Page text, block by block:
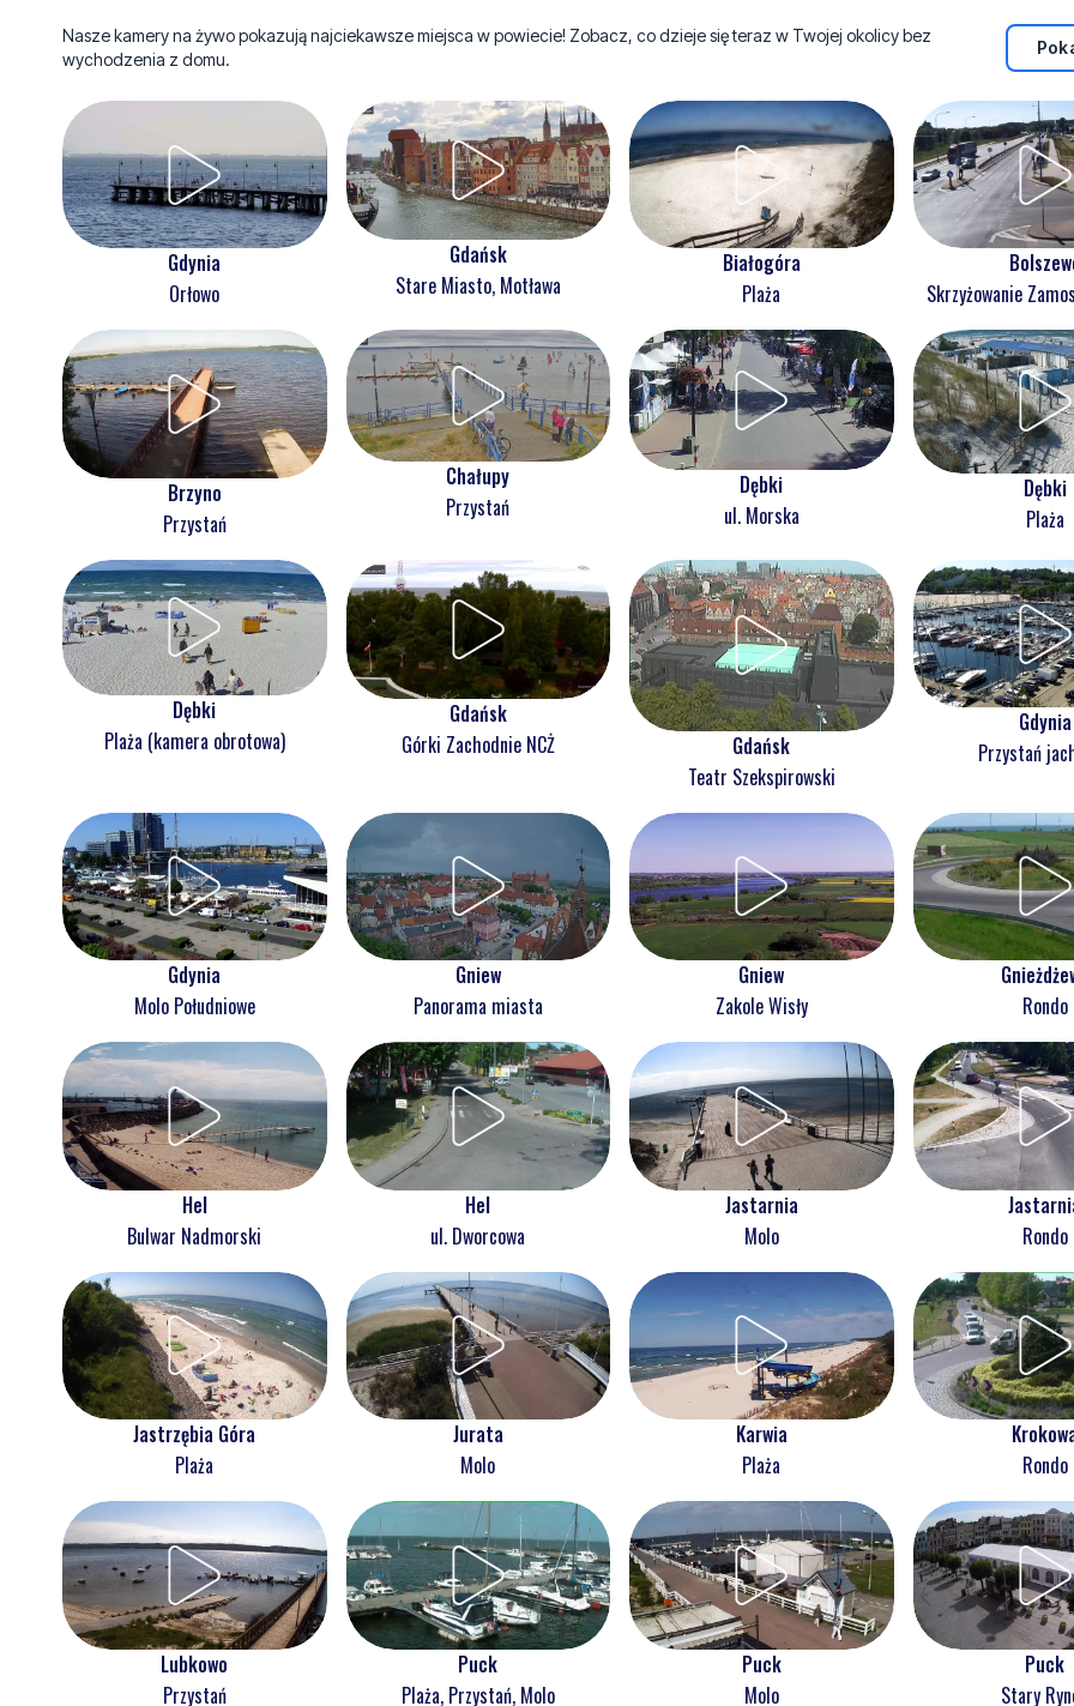
Nasze kamery na żywo pokazują najciekawsze miejsca w powiecie! Zobacz, co dzieje się teraz w Twojej okolicy bez
wychodzenia z domu.
Gdynia
Orłowo
Gdańsk
Stare Miasto, Motława
Białogóra
Plaża
Skrzyżowanie
Brzyno
Przystań
Chałupy
Przystań
Dębki
ul. Morska
Dębki
Plaża
Dębki
Plaża (kamera obrotowa)
Gdańsk
Górki Zachodnie NCŻ
Gdańsk
Teatr Szekspirowski
Gdynia
Przystań
Gdynia
Molo Południowe
Gniew
Panorama miasta
Gniew
Zakole Wisły
Rondo
Hel
Bulwar Nadmorski
Hel
ul. Dworcowa
Jastarnia
Molo
Rondo
Jastrzębia Góra
Plaża
Jurata
Molo
Karwia
Plaża
Rondo
Lubkowo
Przystań
Puck
Plaża, Przystań, Molo
Puck
Molo
Puck
Stary